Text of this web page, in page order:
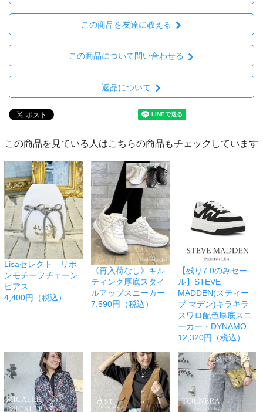
この商品を友達に教える
この商品について問い合わせる
返品について
この商品を見ている人はこちらの商品もチェックしています
Lisaセレクト リボ
ンモチーフチェーン
ピアス
4,400円（税込）
《再入荷なし》キル
ティング厚底スタイ
ルアップスニーカー
7,590円（税込）
【残り7.0のみセー
ル】STEVE
MADDEN(スティー
ブ マデン)キラキラ
スワロ配色厚底スニ
ーカー・DYNAMO
12,320円（税込）